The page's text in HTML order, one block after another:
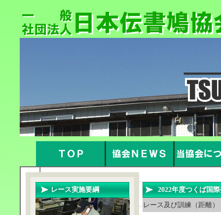
2022年度つくば国
レース及び訓練（距離）
レース実施要綱